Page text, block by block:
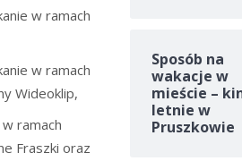
w ramach
w ramach
Wideoklip,
ramach
Fraszki oraz
Sposób na
wakacje w
mieście –
letnie w
Pruszkowie